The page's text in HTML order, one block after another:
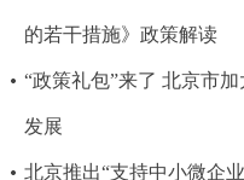
的若干措施》政策解读
“政策礼包”来了 北京市
发展
北京推出“支持中小微企